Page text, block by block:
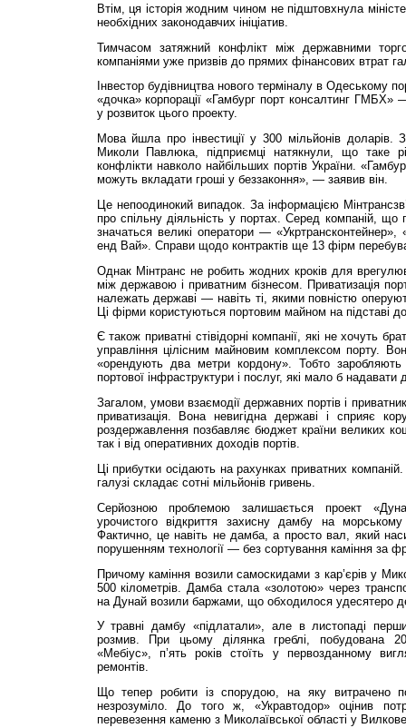
Втім, ця історія жодним чином не підштовхнула
необхідних законодавчих ініціатив.
Тимчасом затяжний конфлікт між державними
компаніями уже призвів до прямих фінансових втрат
Інвестор будівництва нового терміналу в Одеському
«дочка» корпорації «Гамбург порт консалтинг ГМБХ»
у розвиток цього проекту.
Мова йшла про інвестиції у 300 мільйонів доларів.
Миколи Павлюка, підприємці натякнули, що таке
конфлікти навколо найбільших портів України.
можуть вкладати гроші у беззаконня», — заявив він.
Це непоодинокий випадок. За інформацією
про спільну діяльність у портах. Серед компаній, що
значаться великі оператори — «Укртрансконтейнер»,
енд Вай». Справи щодо контрактів ще 13 фірм
Однак Мінтранс не робить жодних кроків для
між державою і приватним бізнесом. Приватизація
належать державі — навіть ті, якими повністю
Ці фірми користуються портовим майном на підставі
Є також приватні стівідорні компанії, які не хочуть
управління цілісним майновим комплексом порту.
«орендують два метри кордону». Тобто
портової інфраструктури і послуг, які мало б
Загалом, умови взаємодії державних портів і
приватизація. Вона невигідна державі і сприяє
роздержавлення позбавляє бюджет країни великих
так і від оперативних доходів портів.
Ці прибутки осідають на рахунках приватних
галузі складає сотні мільйонів гривень.
Серйозною проблемою залишається проект
урочистого відкриття захисну дамбу на
Фактично, це навіть не дамба, а просто вал, який
порушенням технології — без сортування каміння за
Причому каміння возили самоскидами з кар’єрів у
500 кілометрів. Дамба стала «золотою» через
на Дунай возили баржами, що обходилося удесятеро
У травні дамбу «підлатали», але в листопаді
розмив. При цьому ділянка греблі, побудована
«Мебіус», п’ять років стоїть у первозданному
ремонтів.
Що тепер робити із спорудою, на яку витрачено
незрозуміло. До того ж, «Укравтодор» оцінив
перевезення каменю з Миколаївської області у